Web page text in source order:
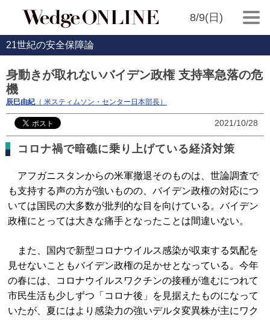
8/9(日)
21世紀の安全保障論
身動きが取れないバイデン政権 支持率急落の危
機
辰巳由紀（ 米スティムソン・センター日本部長）
2021/10/28
コロナ禍で暗礁に乗り上げている経済対策
アフガニスタンからの米軍撤退そのものは、世論調査で
も支持する声の方が強いものの、バイデン政権の対応につ
いては国民の大多数が批判的な目を向けている。バイデン
政権にとっては大きな痛手となったことは間違いない。
また、国内で新型コロナウイルス感染が収束する気配を
見せないこともバイデン政権の足かせとなっている。今年
の春には、コロナウイルスワクチンの接種が進むにつれて
市民生活も少しずつ「コロナ後」を見据えたものになって
いたが、夏にはより感染力の強いデルタ変異株が主にワク